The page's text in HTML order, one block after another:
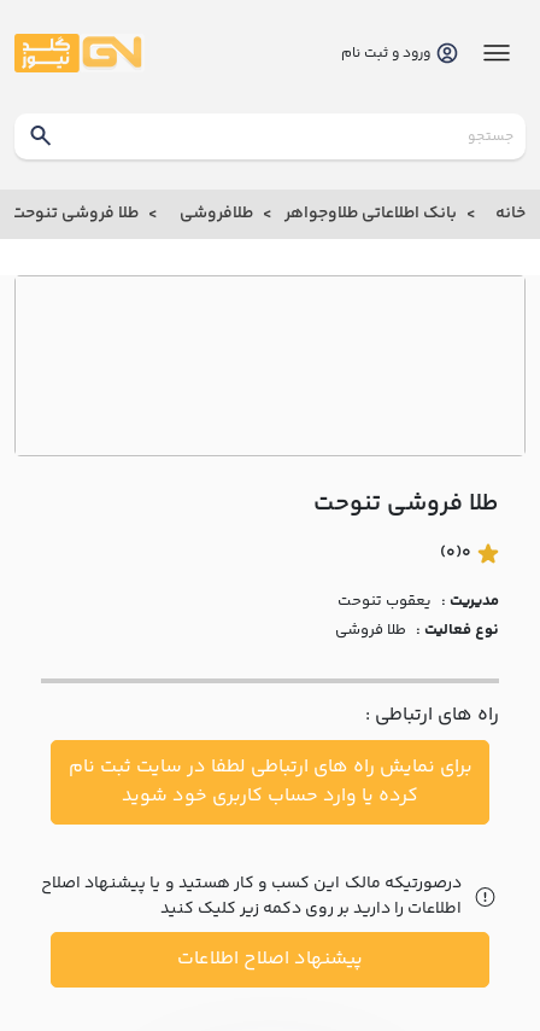
بانک
بانک
اطلاعاتی
درباره
با ما
مقالات
اخبار
پرسش
متداول
خواست
ورود و ثبت نام
خانه بانک اطلاعاتی طلاوجواهر طلافروشی طلا فروشی تنوحت
طلا فروشی تنوحت
0
(0)
مدیریت : يعقوب تنوحت
نوع فعالیت : طلا فروشی
راه های ارتباطی :
برای نمایش راه های ارتباطی لطفا در سایت ثبت نام
کرده یا وارد حساب کاربری خود شوید
درصورتیکه مالک این کسب و کار هستید و یا پیشنهاد اصلاح
اطلاعات را دارید بر روی دکمه زیر کلیک کنید
پیشنهاد اصلاح اطلاعات